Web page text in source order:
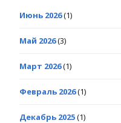
Июнь 2026(1)
Май 2026(3)
Март 2026(1)
Февраль 2026(1)
Декабрь 2025(1)